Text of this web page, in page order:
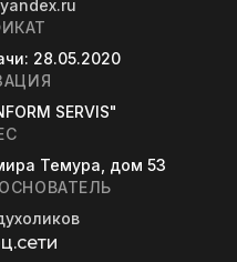
: 28.05.2020
SERVIS"
Темура, дом 53